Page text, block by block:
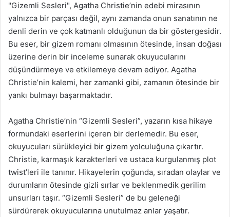
"Gizemli Sesleri", Agatha Christie’nin edebi mirasının
yalnızca bir parçası değil, aynı zamanda onun sanatının ne
denli derin ve çok katmanlı olduğunun da bir göstergesidir.
Bu eser, bir gizem romanı olmasının ötesinde, insan doğası
üzerine derin bir inceleme sunarak okuyucularını
düşündürmeye ve etkilemeye devam ediyor. Agatha
Christie’nin kalemi, her zamanki gibi, zamanın ötesinde bir
yankı bulmayı başarmaktadır.
Agatha Christie’nin “Gizemli Sesleri”, yazarın kısa hikaye
formundaki eserlerini içeren bir derlemedir. Bu eser,
okuyucuları sürükleyici bir gizem yolculuğuna çıkartır.
Christie, karmaşık karakterleri ve ustaca kurgulanmış plot
twist’leri ile tanınır. Hikayelerin çoğunda, sıradan olaylar ve
durumların ötesinde gizli sırlar ve beklenmedik gerilim
unsurları taşır. “Gizemli Sesleri” de bu geleneği
sürdürerek okuyucularına unutulmaz anlar yaşatır.